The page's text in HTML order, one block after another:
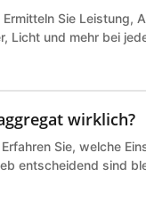
Sie Leistung,
Licht und mehr bei
wirklich?
Sie, welche
entscheidend sind